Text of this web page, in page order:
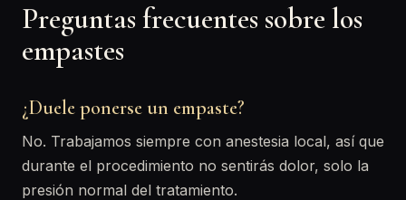
Preguntas frecuentes sobre los
empastes
¿Duele ponerse un empaste?
No. Trabajamos siempre con anestesia local, así que
durante el procedimiento no sentirás dolor, solo la
presión normal del tratamiento.